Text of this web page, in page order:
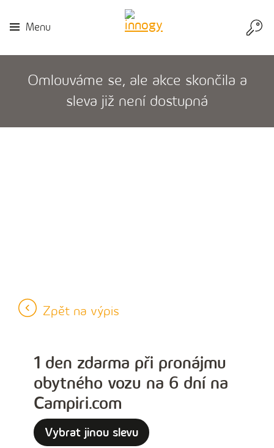
Menu
Omlouváme se, ale akce skončila a
sleva již není dostupná
Zpět na výpis
1 den zdarma při pronájmu
obytného vozu na 6 dní na
Campiri.com
Vybrat jinou slevu